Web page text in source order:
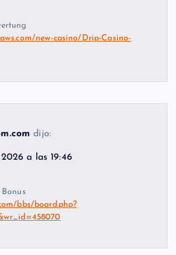
new-casino/Drip-Casino-
dijo:
a las 19:46
bbs/board.php?